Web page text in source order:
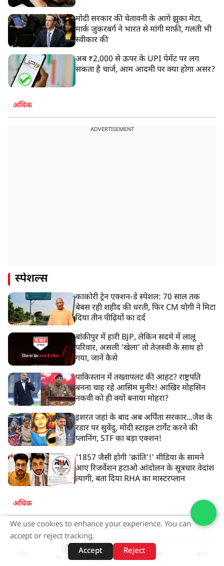
मोदी सरकार की चेतावनी के आगे झुका मेटा,
मार्क ज़ुकरबर्ग ने भारत से मांगी माफ़ी, गलती भी
स्वीकार की
अब ₹2,000 से ऊपर के UPI पेमेंट पर लग
सकता है चार्ज, आम आदमी पर क्या होगा असर?
अधिक
ADVERTISEMENT
स्पेशल्स
काकोरी ट्रेन एक्शन-डे स्पेशल: 70 साल तक
बेबस रही शहीद की धरती, फिर CM योगी ने मिटा
दिया तीन पीढ़ियों का दर्द
बांकीपुर में हारी BJP, लेकिन सदमे में लालू
परिवार, असली ‘खेला’ तो तेजस्वी के साथ हो
गया, जानें कैसे
पाकिस्तान में तख्तापलट की आहट? राष्ट्रपति
बनना चाह रहे आसिम मुनीर! आखिर मोहसिन
नकवी को ही क्यों बनाया मोहरा?
इशरत जहां के बाद अब अर्पिता सरकार...जैश के
रडार पर सुवेंदु, मोदी स्टाइल टार्गेट करने की
प्लानिंग, STF का बड़ा एक्शन!
'1857 जैसी होगी 'क्रांति'!' मीडिया के सामने
आए रिजर्वेशन हटाओ आंदोलन के सूत्रधार वेदांश
त्यागी, बता दिया RHA का मास्टरप्लान
अधिक
ADVERTISEMENT
वेब स्टोरीज़
We use cookies to enhance your experience. You can
accept or reject tracking.
Accept
Reject